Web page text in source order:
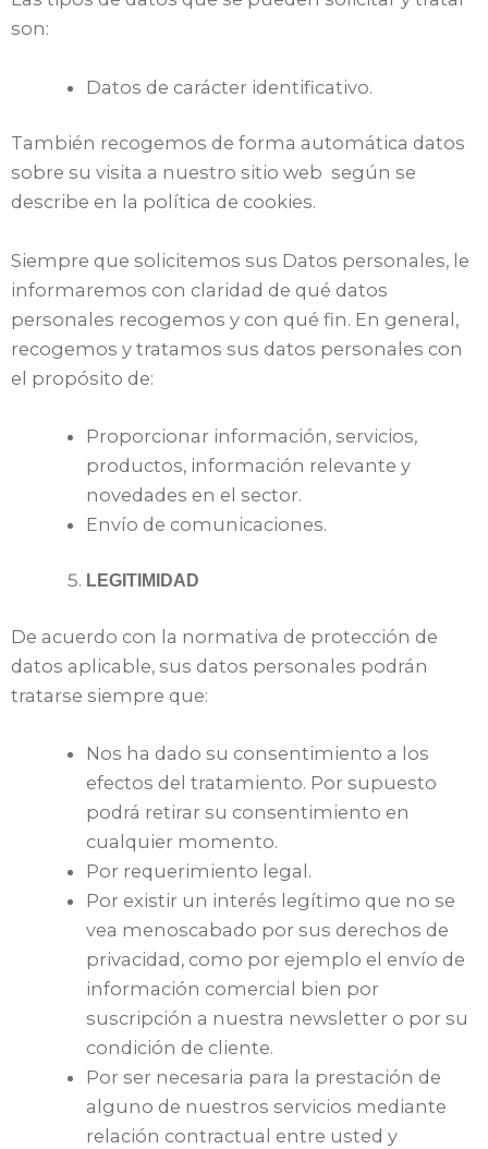
son:
Datos de carácter identificativo.
También recogemos de forma automática datos
sobre su visita a nuestro sitio web según se
describe en la política de cookies.
Siempre que solicitemos sus Datos personales, le
informaremos con claridad de qué datos
personales recogemos y con qué fin. En general,
recogemos y tratamos sus datos personales con
el propósito de:
Proporcionar información, servicios,
productos, información relevante y
novedades en el sector.
Envío de comunicaciones.
LEGITIMIDAD
De acuerdo con la normativa de protección de
datos aplicable, sus datos personales podrán
tratarse siempre que:
Nos ha dado su consentimiento a los
efectos del tratamiento. Por supuesto
podrá retirar su consentimiento en
cualquier momento.
Por requerimiento legal.
Por existir un interés legítimo que no se
vea menoscabado por sus derechos de
privacidad, como por ejemplo el envío de
información comercial bien por
suscripción a nuestra newsletter o por su
condición de cliente.
Por ser necesaria para la prestación de
alguno de nuestros servicios mediante
relación contractual entre usted y